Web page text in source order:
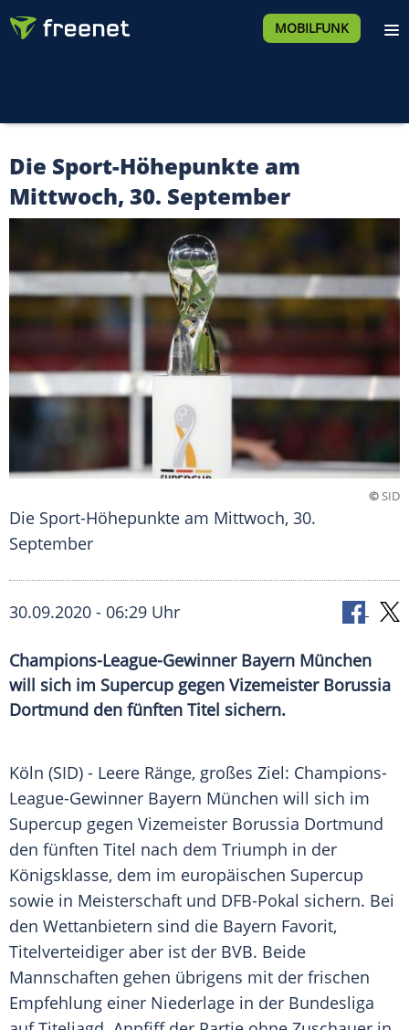
MOBILFUNK
Die Sport-Höhepunkte am
Mittwoch, 30. September
©SID
Die Sport-Höhepunkte am Mittwoch, 30.
September
30.09.2020 - 06:29 Uhr
Champions-League-Gewinner Bayern München
will sich im Supercup gegen Vizemeister Borussia
Dortmund den fünften Titel sichern.
Köln (SID) - Leere Ränge, großes Ziel: Champions-
League-Gewinner Bayern München will sich im
Supercup gegen Vizemeister Borussia Dortmund
den fünften Titel nach dem Triumph in der
Königsklasse, dem im europäischen Supercup
sowie in Meisterschaft und DFB-Pokal sichern. Bei
den Wettanbietern sind die Bayern Favorit,
Titelverteidiger aber ist der BVB. Beide
Mannschaften gehen übrigens mit der frischen
Empfehlung einer Niederlage in der Bundesliga